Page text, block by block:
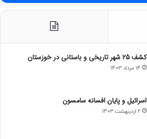
کشف 25 شهر تاریخی و باستانی در خوزستان
14 مرداد 1403
اسرائیل و پایان افسانه سامسون
2 اردیبهشت 1403